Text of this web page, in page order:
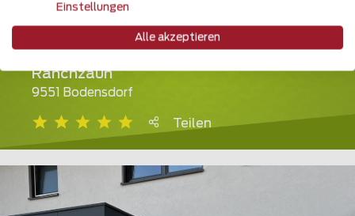
Ranchzaun
9551 Bodensdorf
Teilen
Einstellungen
Alle akzeptieren